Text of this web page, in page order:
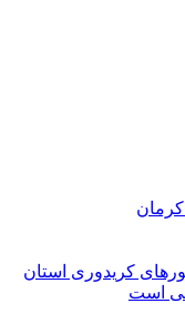
کریدوری استان